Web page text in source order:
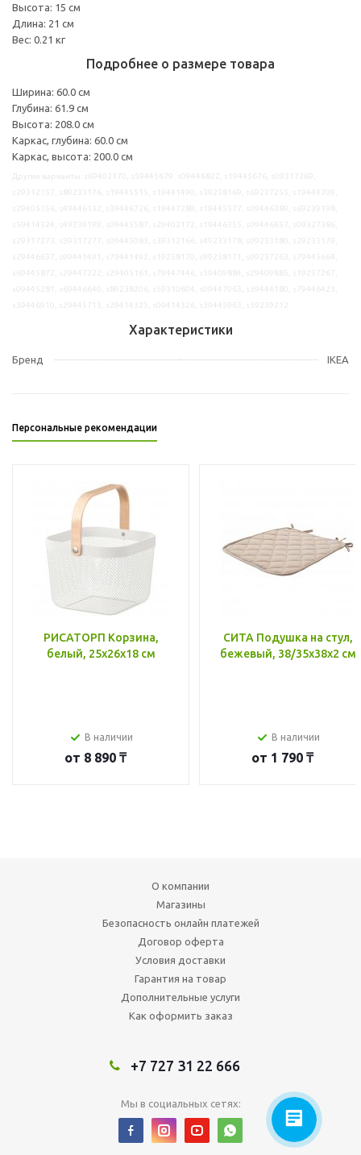
Высота: 15 см
Длина: 21 см
Вес: 0.21 кг
Подробнее о размере товара
Ширина: 60.0 см
Глубина: 61.9 см
Высота: 208.0 см
Каркас, глубина: 60.0 см
Каркас, высота: 200.0 см
Характеристики
Бренд IKEA
Персональные рекомендации
РИСАТОРП Корзина,
белый, 25x26x18 см
В наличии
от 8 890 ₸
СИТА Подушка на стул,
бежевый, 38/35x38x2 см
В наличии
от 1 790 ₸
О компании
Магазины
Безопасность онлайн платежей
Договор оферта
Условия доставки
Гарантия на товар
Дополнительные услуги
Как оформить заказ
+7 727 31 22 666
Мы в социальных сетях: